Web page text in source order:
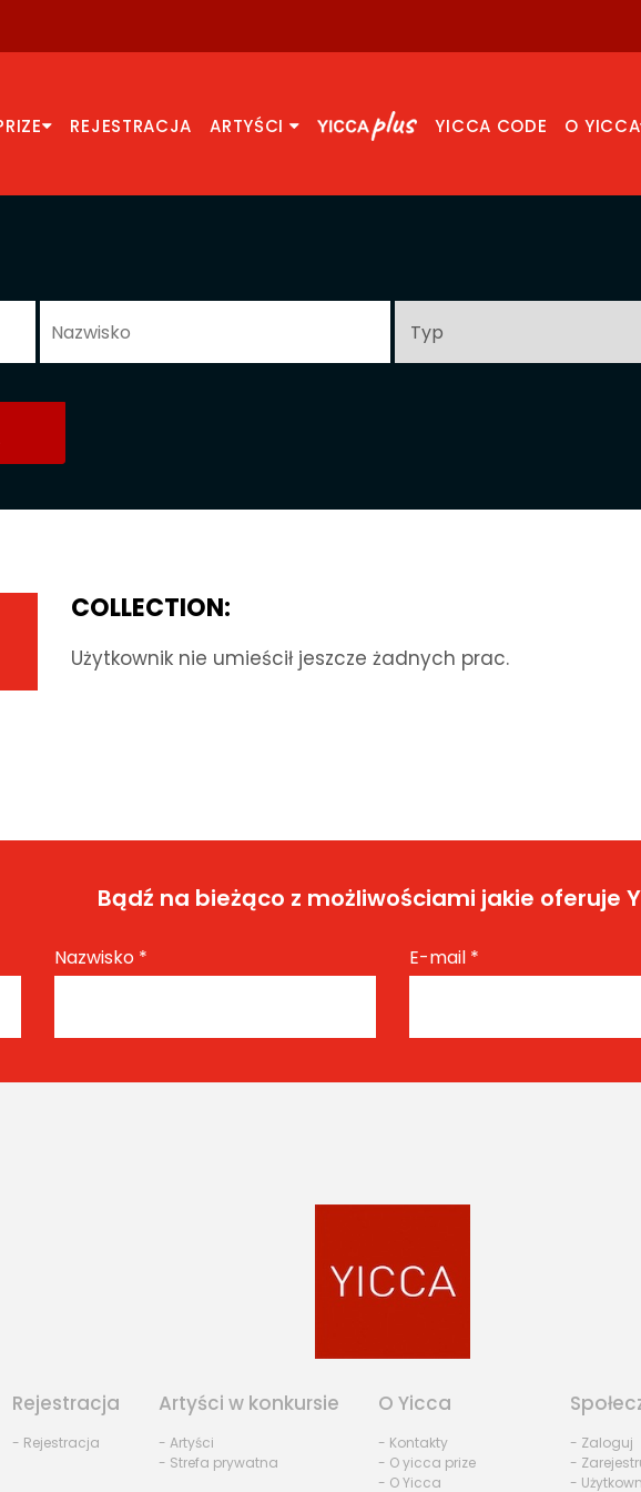
REJESTRACJA ARTYŚCI YICCA CODE O YICCA
COLLECTION:
Użytkownik nie umieścił jeszcze żadnych prac.
Bądź na bieżąco z możliwościami jakie oferuje
Nazwisko * E-mail *
Rejestracja
- Rejestracja
Artyści w konkursie
- Artyści
- Strefa prywatna
O Yicca
- Kontakty
- O yicca prize
- O Yicca
- Zaloguj
-
-